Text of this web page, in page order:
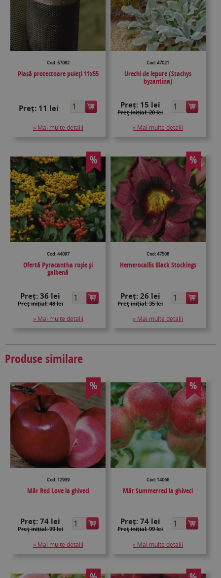
Cod: 57082
Plasă protectoare puieţi 11x55
Preț: 11 lei
» Mai multe detalii
Cod: 47021
Urechi de iepure (Stachys
byzantina)
Preț: 15 lei
Preţ inițial: 20 lei
» Mai multe detalii
%
Cod: 44097
Ofertă Pyracantha roșie și
galbenă
Preț:36 lei
Preţ inițial: 48 lei
» Mai multe detalii
%
Cod: 47508
Hemerocallis Black Stockings
Preț: 26 lei
Preţ inițial: 35 lei
» Mai multe detalii
Produse similare
%
Cod: 12939
Măr Red Love la ghiveci
Preț:74 lei
Preţ inițial: 99 lei
» Mai multe detalii
%
Cod: 14066
Măr Summerred la ghiveci
Preț: 74 lei
Preţ inițial: 99 lei
» Mai multe detalii